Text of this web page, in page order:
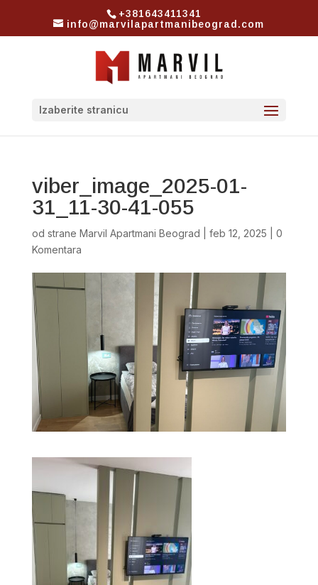
+381643411341
info@marvilapartmanibeograd.com
Izaberite stranicu
viber_image_2025-01-
31_11-30-41-055
od strane Marvil Apartmani Beograd feb 12, 2025
0
Komentara